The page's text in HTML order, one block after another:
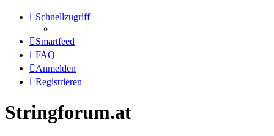
Schnellzugriff
Smartfeed
FAQ
Anmelden
Registrieren
Stringforum.at